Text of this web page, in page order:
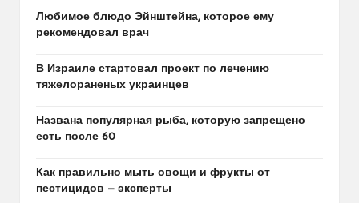
Любимое блюдо Эйнштейна, которое ему
рекомендовал врач
В Израиле стартовал проект по лечению
тяжелораненых украинцев
Названа популярная рыба, которую запрещено
есть после 60
Как правильно мыть овощи и фрукты от
пестицидов — эксперты